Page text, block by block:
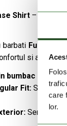
care
lor.
Shirt – Stil
barbati Fundango
si aspectul
bumbac si
Fit: Se
Serveste